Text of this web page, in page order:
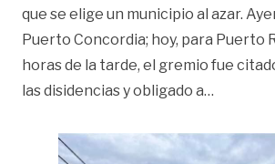
que se elige un municipio al azar.
Puerto Concordia; hoy, para Puerto
horas de la tarde, el gremio fue
las disidencias y obligado a…